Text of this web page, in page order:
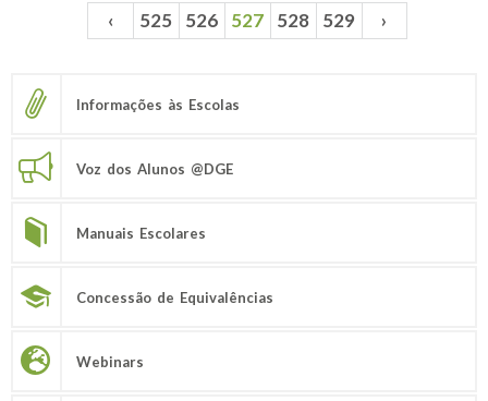
Páginas ‹ 525 526 527 528 529 ›
Informações às Escolas
Voz dos Alunos @DGE
Manuais Escolares
Concessão de Equivalências
Webinars